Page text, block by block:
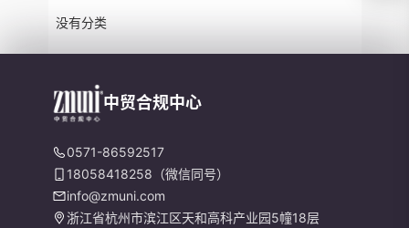
没有分类
中贸合规中心
0571-86592517
18058418258（微信同号）
info@zmuni.com
浙江省杭州市滨江区天和高科产业园5幢18层